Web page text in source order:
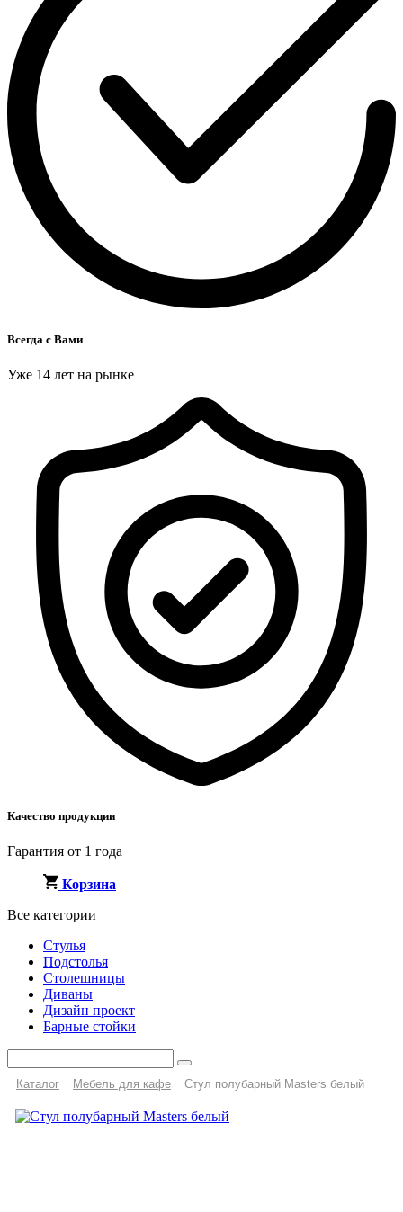
Всегда с Вами
Уже 14 лет на рынке
Качество продукции
Гарантия от 1 года
Корзина
Все категории
Стулья
Подстолья
Столешницы
Диваны
Дизайн проект
Барные стойки
Каталог Мебель для кафе Стул полубарный Masters белый